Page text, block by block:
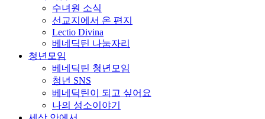
수녀원 소식
선교지에서 온 편지
Lectio Divina
베네딕틴 나눔자리
청년모임
베네딕틴 청년모임
청년 SNS
베네딕틴이 되고 싶어요
나의 성소이야기